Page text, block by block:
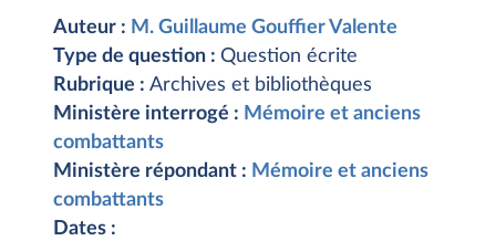
Auteur : M. Guillaume Gouffier Valente
Type de question : Question écrite
Rubrique : Archives et bibliothèques
Ministère interrogé : Mémoire et anciens
combattants
Ministère répondant : Mémoire et anciens
combattants
Dates :